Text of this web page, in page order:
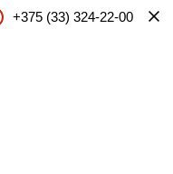
+375 (33) 324-22-00